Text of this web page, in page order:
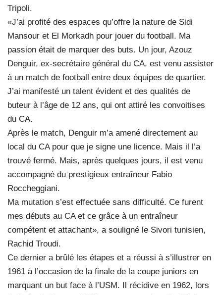
Tripoli.
«J’ai profité des espaces qu’offre la nature de Sidi
Mansour et El Morkadh pour jouer du football. Ma
passion était de marquer des buts. Un jour, Azouz
Denguir, ex-secrétaire général du CA, est venu assister
à un match de football entre deux équipes de quartier.
J’ai manifesté un talent évident et des qualités de
buteur à l’âge de 12 ans, qui ont attiré les convoitises
du CA.
Après le match, Denguir m’a amené directement au
local du CA pour que je signe une licence. Mais il l’a
trouvé fermé. Mais, après quelques jours, il est venu
accompagné du prestigieux entraîneur Fabio
Roccheggiani.
Ma mutation s’est effectuée sans difficulté. Ce furent
mes débuts au CA et ce grâce à un entraîneur
compétent et attachant», a souligné le Sivori tunisien,
Rachid Troudi.
Ce dernier a brûlé les étapes et a réussi à s’illustrer en
1961 à l’occasion de la finale de la coupe juniors en
marquant un but face à l’USM. Il récidive en 1962, lors